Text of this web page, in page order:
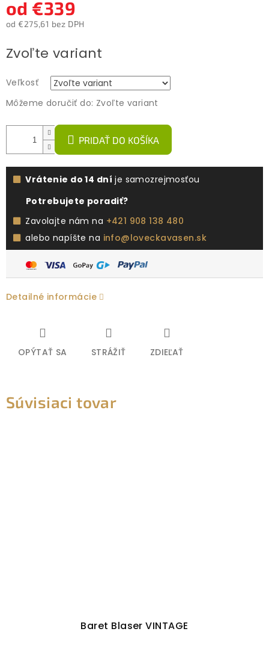
od €339
od €275,61 bez DPH
cena:
Zvoľte variant
Veľkosť
Môžeme doručiť do: Zvoľte variant
PRIDAŤ DO KOŠÍKA
Vrátenie do 14 dní je samozrejmosťou
Potrebujete poradiť?
Zavolajte nám na +421 908 138 480
alebo napíšte na info@loveckavasen.sk
Detailné informácie
OPÝTAŤ SA STRÁŽIŤ ZDIEĽAŤ
Súvisiaci tovar
Baret Blaser VINTAGE